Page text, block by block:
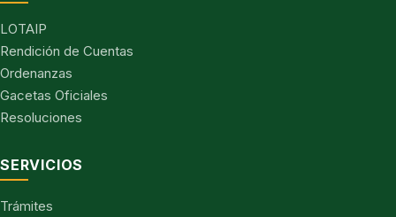
LOTAIP
Rendición de Cuentas
Ordenanzas
Gacetas Oficiales
Resoluciones
SERVICIOS
Trámites